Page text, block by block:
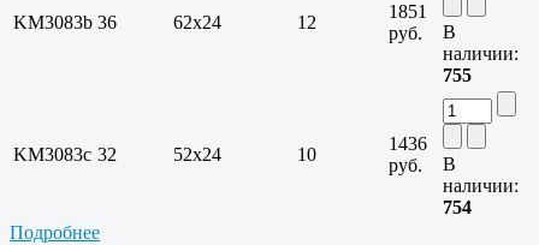
KM3083b 36 62х24 12
1851
руб.
В
наличии:
755
KM3083c 32 52х24 10
1436
руб.
В
наличии:
754
Подробнее